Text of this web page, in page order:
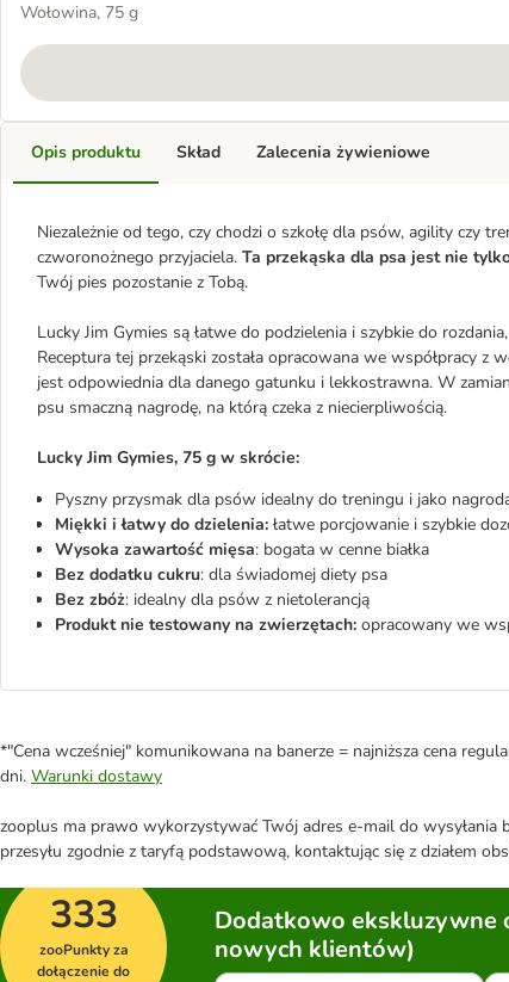
Wołowina, 75 g
Opis produktu
Niezależnie od tego, czy chodzi o szkołę dla psów, agility czy
czworonożnego przyjaciela. Ta przekąska dla psa jest nie
Twój pies pozostanie z Tobą.
Lucky Jim Gymies są łatwe do podzielenia i szybkie do
Receptura tej przekąski została opracowana we współpracy z
jest odpowiednia dla danego gatunku i lekkostrawna. W
psu smaczną nagrodę, na którą czeka z niecierpliwością.
Lucky Jim Gymies, 75 g w skrócie:
Pyszny przysmak dla psów idealny do treningu i jako
Miękki i łatwy do dzielenia: łatwe porcjowanie i szybkie
Wysoka zawartość mięsa: bogata w cenne białka
Bez dodatku cukru: dla świadomej diety psa
Bez zbóż: idealny dla psów z nietolerancją
Produkt nie testowany na zwierzętach: opracowany we
Skład Zalecenia żywieniowe
*"Cena wcześniej" komunikowana na banerze = najniższa cena
dni. Warunki dostawy
zooplus ma prawo wykorzystywać Twój adres e-mail do wysyłania
przesyłu zgodnie z taryfą podstawową, kontaktując się z działem
333
zooPunkty za
dołączenie do
Dodatkowo ekskluzywne
nowych klientów)